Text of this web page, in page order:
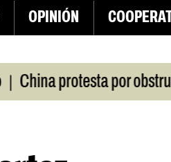
OPINIÓN
protesta por